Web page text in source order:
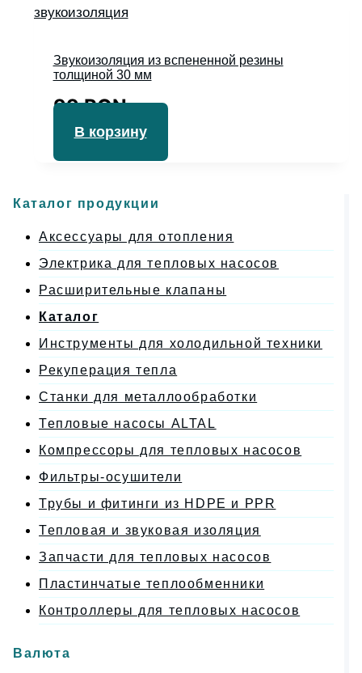
Звукоизоляция из вспененной резины
толщиной 30 мм
99RON
В корзину
Каталог продукции
Аксессуары для отопления
Электрика для тепловых насосов
Расширительные клапаны
Каталог
Инструменты для холодильной техники
Рекуперация тепла
Станки для металлообработки
Тепловые насосы ALTAL
Компрессоры для тепловых насосов
Фильтры-осушители
Трубы и фитинги из HDPE и PPR
Тепловая и звуковая изоляция
Запчасти для тепловых насосов
Пластинчатые теплообменники
Контроллеры для тепловых насосов
Валюта